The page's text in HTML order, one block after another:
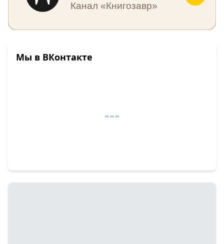
Канал «Книгозавр»
Мы в ВКонтакте